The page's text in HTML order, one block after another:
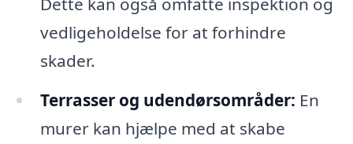
vedligeholdelse for at forhindre
skader.
Terrasser og udendørsområder: En
murer kan hjælpe med at skabe